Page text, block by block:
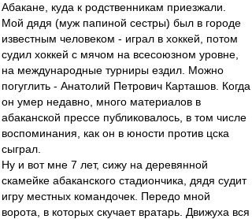
Абакане, куда к родственникам приезжали.
Мой дядя (муж папиной сестры) был в городе
известным человеком - играл в хоккей, потом
судил хоккей с мячом на всесоюзном уровне,
на международные турниры ездил. Можно
погуглить - Анатолий Петрович Карташов. Когда
он умер недавно, много материалов в
абаканской прессе публиковалось, в том числе
воспоминания, как он в юности против цска
сыграл.
Ну и вот мне 7 лет, сижу на деревянной
скамейке абаканского стадиончика, дядя судит
игру местных командочек. Передо мной
ворота, в которых скучает вратарь. Движуха вся